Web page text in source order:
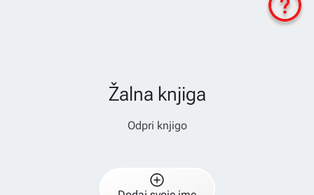
Žalna knjiga
Odpri knjigo